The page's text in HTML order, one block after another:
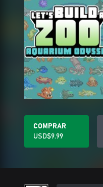
COMPRAR
USD$9.99